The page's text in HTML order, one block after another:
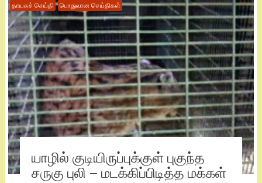
தாயகச் செய்தி பொதுவான செய்திகள்
யாழில் குடியிருப்புக்குள் புகுந்த
சருகு புலி – மடக்கிப்பிடித்த மக்கள்